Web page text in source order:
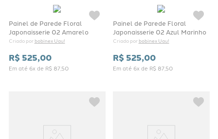
Painel de Parede Floral
Japonaisserie 02 Amarelo
Criado por bobinex Uau!
R$ 525,00
Em até 6x de R$ 87,50
Painel de Parede Floral
Japonaisserie 02 Azul Marinho
Criado por bobinex Uau!
R$ 525,00
Em até 6x de R$ 87,50